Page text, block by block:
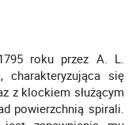
roku przez A. L.
charakteryzująca się
z klockiem służącym
powierzchnią spirali.